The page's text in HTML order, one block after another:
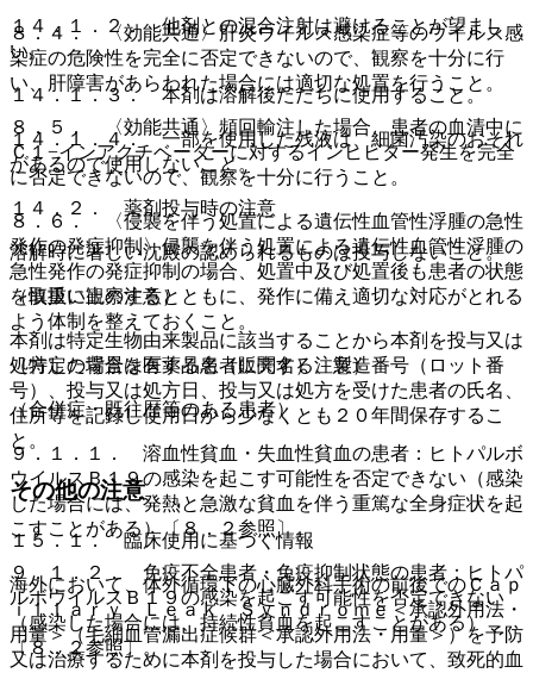
１４．１．２． 他剤との混合注射は避けることが望まし
い。
１４．１．３． 本剤は溶解後ただちに使用すること。
１４．１．４． 一部を使用した残液は、細菌汚染のおそれ
があるので使用しないこと。
１４．２． 薬剤投与時の注意
溶解時に著しい沈殿の認められるものは投与しないこと。
（取扱い上の注意）
本剤は特定生物由来製品に該当することから本剤を投与又は
処方した場合は医薬品名（販売名）、製造番号（ロット番
号）、投与又は処方日、投与又は処方を受けた患者の氏名、
住所等を記録し使用日から少なくとも２０年間保存するこ
と。
その他の注意
１５．１． 臨床使用に基づく情報
海外において、体外循環下の心臓外科手術の前後でのＣａｐ
ｉｌｌａｒｙ Ｌｅａｋ Ｓｙｎｄｒｏｍｅ＜承認外用法・
用量＞（毛細血管漏出症候群＜承認外用法・用量＞）を予防
又は治療するために本剤を投与した場合において、致死的血
８．４． 〈効能共通〉肝炎ウイルス感染症等のウイルス感
染症の危険性を完全に否定できないので、観察を十分に行
い、肝障害があらわれた場合には適切な処置を行うこと。
８．５． 〈効能共通〉頻回輸注した場合、患者の血清中に
Ｃ１−インアクチベーターに対するインヒビター発生を完全
に否定できないので、観察を十分に行うこと。
８．６． 〈侵襲を伴う処置による遺伝性血管性浮腫の急性
発作の発症抑制〉侵襲を伴う処置による遺伝性血管性浮腫の
急性発作の発症抑制の場合、処置中及び処置後も患者の状態
を慎重に観察するとともに、発作に備え適切な対応がとれる
よう体制を整えておくこと。
（特定の背景を有する患者に関する注意）
（合併症・既往歴等のある患者）
９．１．１． 溶血性貧血・失血性貧血の患者：ヒトパルボ
ウイルスＢ１９の感染を起こす可能性を否定できない（感染
した場合には、発熱と急激な貧血を伴う重篤な全身症状を起
こすことがある）〔８．２参照〕。
９．１．２． 免疫不全患者・免疫抑制状態の患者：ヒトパ
ルボウイルスＢ１９の感染を起こす可能性を否定できない
（感染した場合には、持続性貧血を起こすことがある）
〔８．２参照〕。